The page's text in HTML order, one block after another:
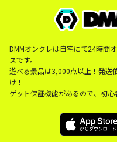
DMMオンクレは自宅にて24時間
スです。
遊べる景品は3,000点以上！発送
け！
ゲット保証機能があるので、初心